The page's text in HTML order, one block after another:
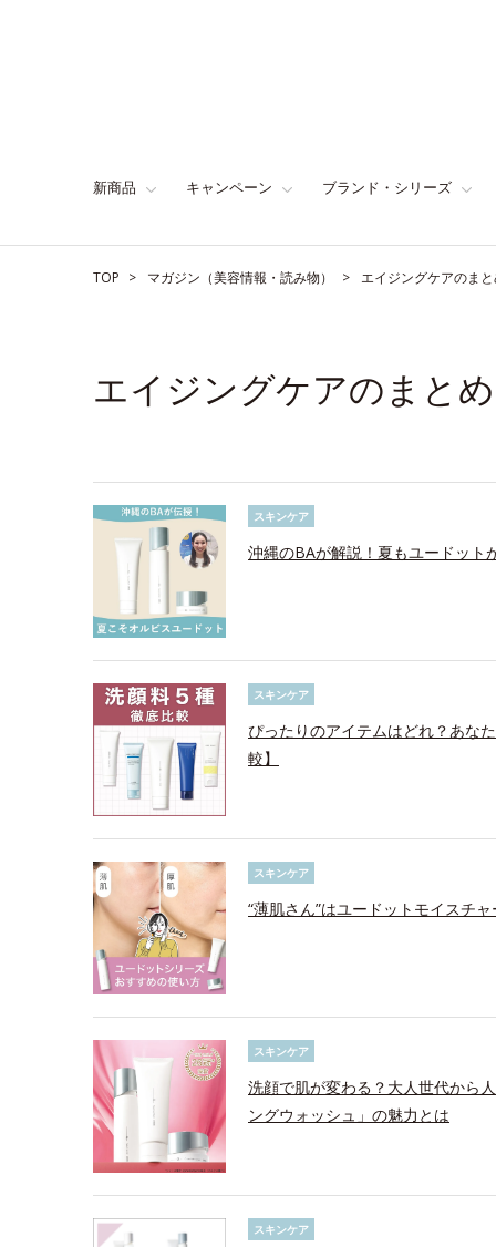
新商品 キャンペーン ブランド・シリーズ
TOP マガジン（美容情報・読み物） エイジングケアのま
エイジングケアのまとめ
スキンケア
沖縄のBAが解説！夏もユードット
スキンケア
ぴったりのアイテムはどれ？あな
較】
スキンケア
“薄肌さん”はユードットモイスチ
スキンケア
洗顔で肌が変わる？大人世代から
ングウォッシュ」の魅力とは
スキンケア